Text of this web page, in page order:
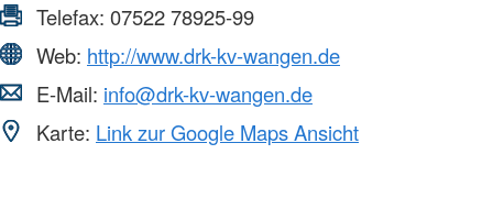
Telefax: 07522 78925-99
Web: http://www.drk-kv-wangen.de
E-Mail: info@drk-kv-wangen.de
Karte: Link zur Google Maps Ansicht